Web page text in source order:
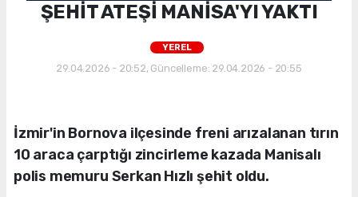
ŞEHİT ATEŞİ MANİSA'YI YAKTI
YEREL
29.04.2026 - 20:52, Güncelleme: 29.04.2026 - 20:55
İzmir'in Bornova ilçesinde freni arızalanan tırın
10 araca çarptığı zincirleme kazada Manisalı
polis memuru Serkan Hızlı şehit oldu.